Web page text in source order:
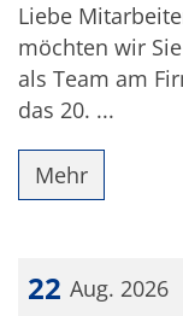
Liebe
möchten wir
als Team am
das 20. ...
Mehr
22 Aug. 2026